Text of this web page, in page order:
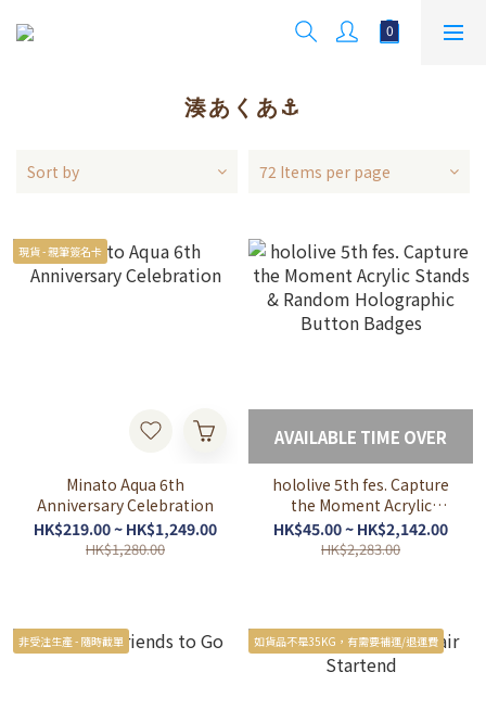
湊あくあ⚓️
Sort by 72 Items per page
現貨 - 親筆簽名卡
Minato Aqua 6th
Anniversary Celebration
HK$219.00 ~ HK$1,249.00
HK$1,280.00
AVAILABLE TIME OVER
hololive 5th fes. Capture
the Moment Acrylic
Stands & Random
Holographic Button
HK$45.00 ~ HK$2,142.00
HK$2,283.00
非受注生產 - 隨時截單 如貨品不是35KG，有需要補運/退運費